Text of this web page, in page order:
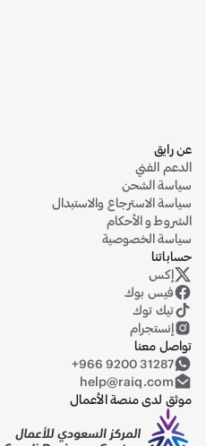
عن رايق
الدعم الفني
سياسة الشحن
سياسة الاسترجاع والاستبدال
الشروط و الأحكام
سياسة الخصوصية
حساباتنا
حساب رايق على منصة إكس (تويتر سابقاً)
إكس
فيس بوك
تيك توك
إنستجرام
تواصل معنا
+966 9200 31287
help@raiq.com
موثق لدى منصة الأعمال